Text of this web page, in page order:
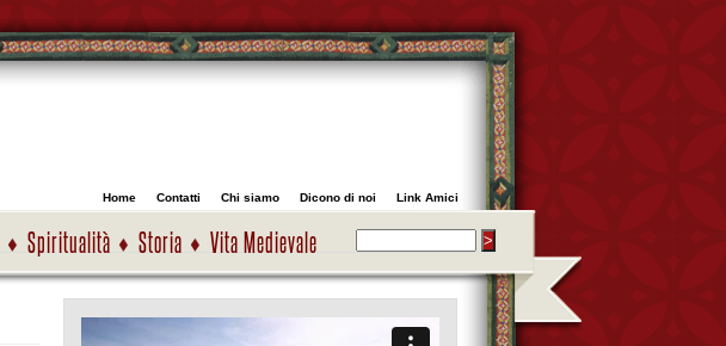
Home Contatti Chi siamo Dicono di noi Link Amici
Spiritualità Storia Vita Medievale